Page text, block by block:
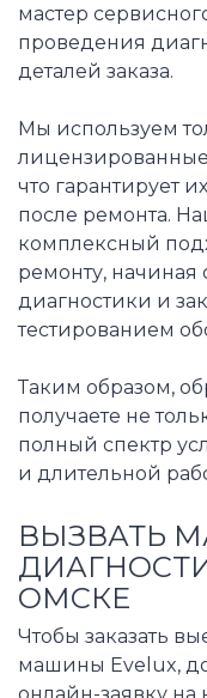
мастер
проведения
деталей заказа.
Мы используем
что гарантирует
после ремонта.
комплексный
ремонту, начиная
диагностики и
тестированием
Таким образом,
получаете не
полный спектр
и длительной
ВЫЗВАТЬ
ОМСКЕ
Чтобы заказать
машины Evelux,